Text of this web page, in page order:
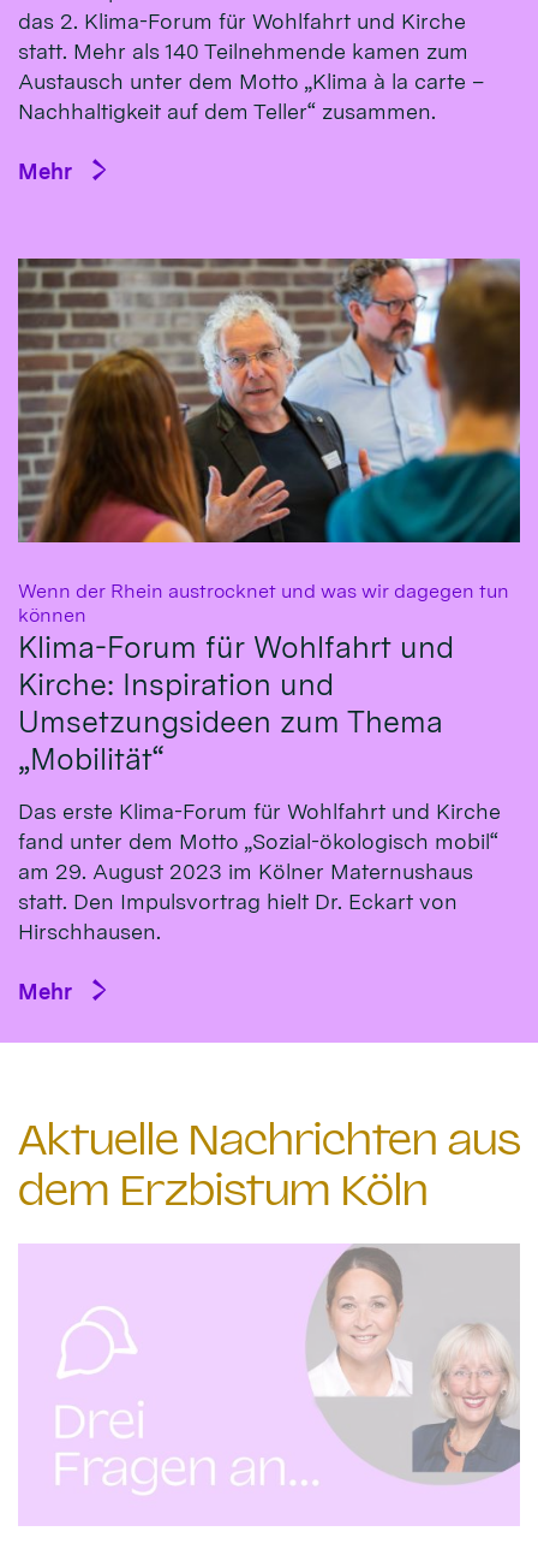
das 2. Klima-Forum für Wohlfahrt und Kirche
statt. Mehr als 140 Teilnehmende kamen zum
Austausch unter dem Motto „Klima à la carte –
Nachhaltigkeit auf dem Teller“ zusammen.
Mehr
Wenn der Rhein austrocknet und was wir dagegen tun
können
Klima-Forum für Wohlfahrt und
Kirche: Inspiration und
Umsetzungsideen zum Thema
„Mobilität“
Das erste Klima-Fo­rum für Wohl­fahrt und Kirche
fand un­ter dem Mot­to „So­zial-öko­logisch mo­bil“
am 29. Au­gust 2023 im Köl­ner Ma­ternus­haus
statt. Den Impulsvortrag hielt Dr. Eckart von
Hirsch­hausen.
Mehr
Aktuelle Nachrichten aus
dem Erzbistum Köln